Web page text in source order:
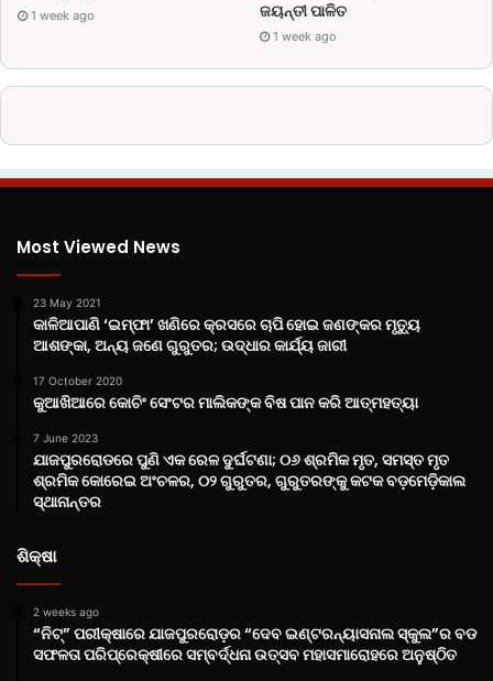
1 week ago
ଜୟନ୍ତୀ ପାଳିତ
1 week ago
Most Viewed News
23 May 2021
କାଳିଆପାଣି ‘ଇମ୍ଫା’ ଖଣିରେ କ୍ରସରେ ଚାପି ହୋଇ ଜଣଙ୍କର ମୃତ୍ୟୁ
ଆଶଙ୍କା, ଅନ୍ୟ ଜଣେ ଗୁରୁତର; ଉଦ୍ଧାର କାର୍ଯ୍ୟ ଜାରୀ
17 October 2020
କୁଆଖିଆରେ କୋଚିଂ ସେଂଟର ମାଲିକଙ୍କ ବିଷ ପାନ କରି ଆତ୍ମହତ୍ୟା
7 June 2023
ଯାଜପୁରରୋଡରେ ପୁଣି ଏକ ରେଳ ଦୁର୍ଘଟଣା; ୦୬ ଶ୍ରମିକ ମୃତ, ସମସ୍ତ ମୃତ
ଶ୍ରମିକ କୋରେଇ ଅଂଚଳର, ୦୨ ଗୁରୁତର, ଗୁରୁତରଙ୍କୁ କଟକ ବଡ଼ମେଡ଼ିକାଲ
ସ୍ଥାନାନ୍ତର
ଶିକ୍ଷା
2 weeks ago
“ନିଟ୍‌” ପରୀକ୍ଷାରେ ଯାଜପୁରରୋଡ଼ର “ଦେବ ଇଣ୍ଟରନ୍ୟାସନାଲ ସ୍କୁଲ”ର ବଡ
ସଫଳତା ପରିପ୍ରେକ୍ଷୀରେ ସମ୍ବର୍ଦ୍ଧନା ଉତ୍ସବ ମହାସମାରୋହରେ ଅନୁଷ୍ଠିତ